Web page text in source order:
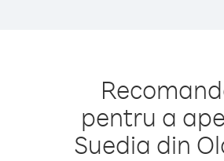
pentru a
Suedia din